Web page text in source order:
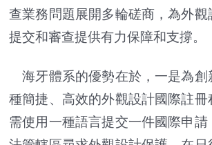
查業務問題展開多輪磋商，為外觀
提交和審查提供有力保障和支撐。
海牙體系的優勢在於，一是為創
種簡捷、高效的外觀設計國際註冊
需使用一種語言提交一件國際申請